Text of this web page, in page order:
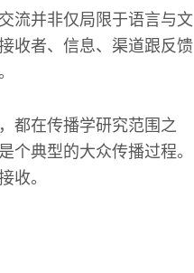
流并非仅局限于语言与文
收者、信息、渠道跟反馈
都在传播学研究范围之
个典型的大众传播过程。
收。